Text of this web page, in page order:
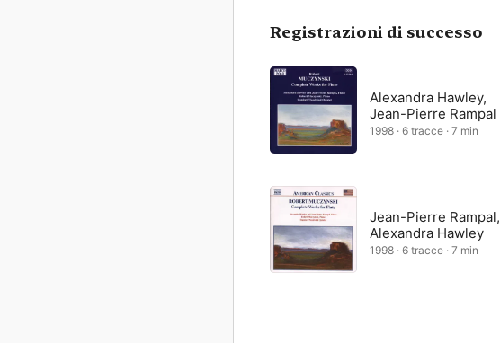
Registrazioni di successo
Alexandra Hawley,
Jean-Pierre Rampal
1998 · 6 tracce · 7 min
Jean-Pierre Rampal,
Alexandra Hawley
1998 · 6 tracce · 7 min